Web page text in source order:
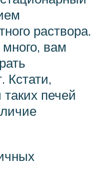
раствора.
вам
Кстати,
печей